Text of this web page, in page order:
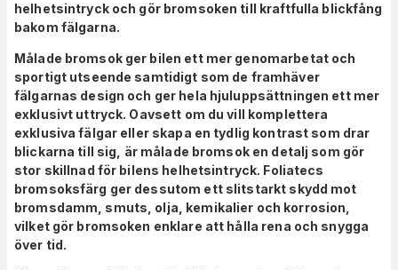
helhetsintryck och gör bromsoken till kraftfulla blickfång
bakom fälgarna.
Målade bromsok ger bilen ett mer genomarbetat och
sportigt utseende samtidigt som de framhäver
fälgarnas design och ger hela hjuluppsättningen ett mer
exklusivt uttryck. Oavsett om du vill komplettera
exklusiva fälgar eller skapa en tydlig kontrast som drar
blickarna till sig, är målade bromsok en detalj som gör
stor skillnad för bilens helhetsintryck. Foliatecs
bromsoksfärg ger dessutom ett slitstarkt skydd mot
bromsdamm, smuts, olja, kemikalier och korrosion,
vilket gör bromsoken enklare att hålla rena och snygga
över tid.